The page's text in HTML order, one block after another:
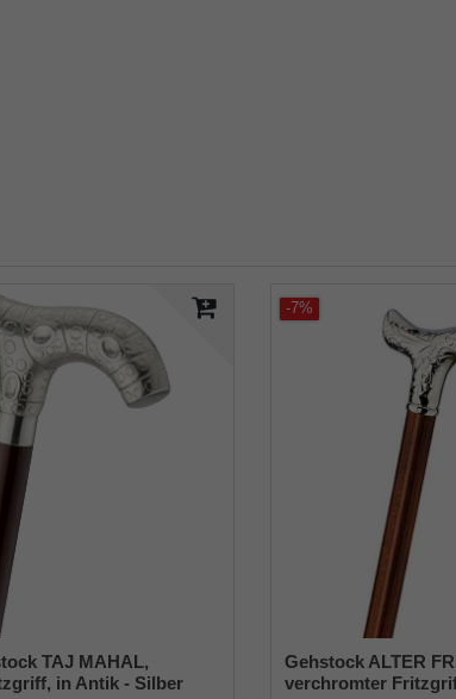
TAJ MAHAL,
in Antik - Silber
-7%
Gehstock ALTER
verchromter